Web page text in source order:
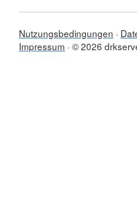
Nutzungsbedingungen
Impressum © 2026